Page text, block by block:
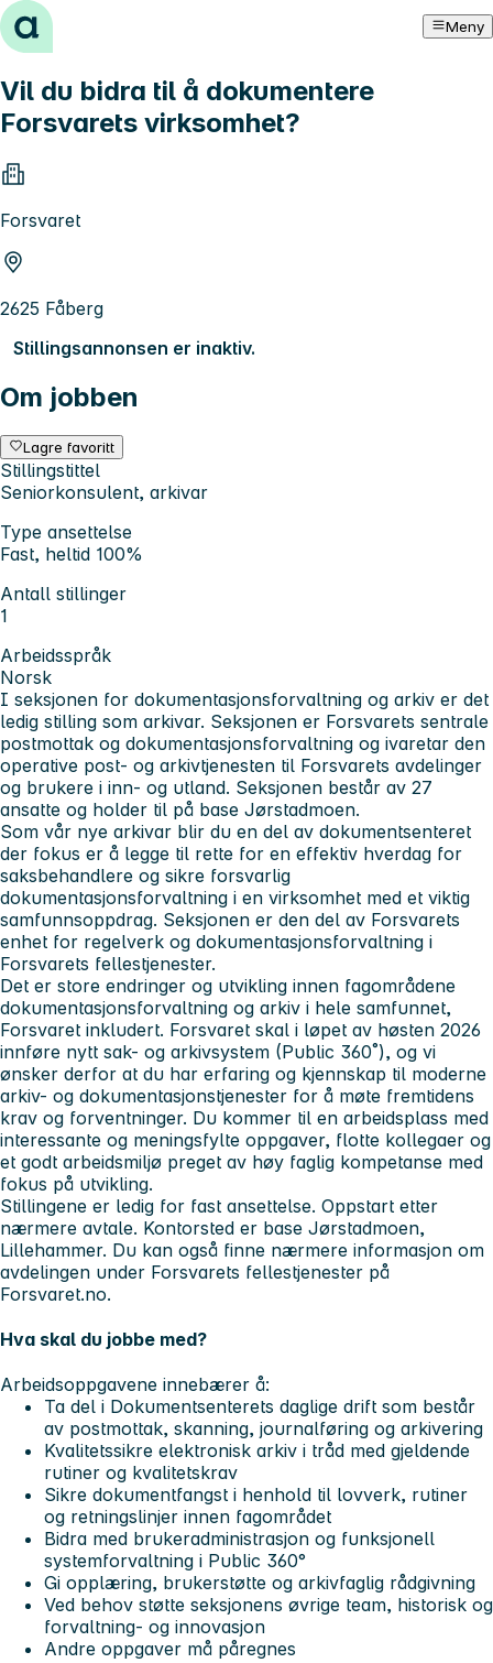
Hopp til innhold Meny
Vil du bidra til å dokumentere
Forsvarets virksomhet?
Forsvaret
2625 Fåberg
Stillingsannonsen er inaktiv.
Om jobben
Lagre favoritt
Stillingstittel
Seniorkonsulent, arkivar
Type ansettelse
Fast, heltid 100%
Antall stillinger
1
Arbeidsspråk
Norsk
I seksjonen for dokumentasjonsforvaltning og arkiv er det
ledig stilling som arkivar. Seksjonen er Forsvarets sentrale
postmottak og dokumentasjonsforvaltning og ivaretar den
operative post- og arkivtjenesten til Forsvarets avdelinger
og brukere i inn- og utland. Seksjonen består av 27
ansatte og holder til på base Jørstadmoen.
Som vår nye arkivar blir du en del av dokumentsenteret
der fokus er å legge til rette for en effektiv hverdag for
saksbehandlere og sikre forsvarlig
dokumentasjonsforvaltning i en virksomhet med et viktig
samfunnsoppdrag. Seksjonen er den del av Forsvarets
enhet for regelverk og dokumentasjonsforvaltning i
Forsvarets fellestjenester.
Det er store endringer og utvikling innen fagområdene
dokumentasjonsforvaltning og arkiv i hele samfunnet,
Forsvaret inkludert. Forsvaret skal i løpet av høsten 2026
innføre nytt sak- og arkivsystem (Public 360˚), og vi
ønsker derfor at du har erfaring og kjennskap til moderne
arkiv- og dokumentasjonstjenester for å møte fremtidens
krav og forventninger. Du kommer til en arbeidsplass med
interessante og meningsfylte oppgaver, flotte kollegaer og
et godt arbeidsmiljø preget av høy faglig kompetanse med
fokus på utvikling.
Stillingene er ledig for fast ansettelse. Oppstart etter
nærmere avtale. Kontorsted er base Jørstadmoen,
Lillehammer. Du kan også finne nærmere informasjon om
avdelingen under Forsvarets fellestjenester på
Forsvaret.no.
Hva skal du jobbe med?
Arbeidsoppgavene innebærer å:
Ta del i Dokumentsenterets daglige drift som består
av postmottak, skanning, journalføring og arkivering
Kvalitetssikre elektronisk arkiv i tråd med gjeldende
rutiner og kvalitetskrav
Sikre dokumentfangst i henhold til lovverk, rutiner
og retningslinjer innen fagområdet
Bidra med brukeradministrasjon og funksjonell
systemforvaltning i Public 360°
Gi opplæring, brukerstøtte og arkivfaglig rådgivning
Ved behov støtte seksjonens øvrige team, historisk og
forvaltning- og innovasjon
Andre oppgaver må påregnes